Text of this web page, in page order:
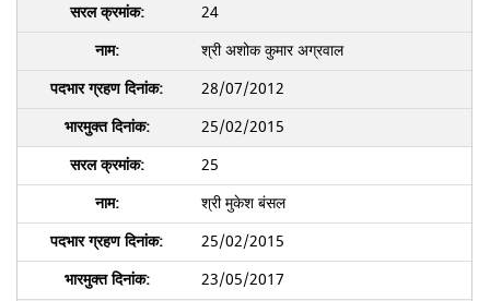
24
श्री अशोक कुमार अग्रवाल
28/07/2012
25/02/2015
25
श्री मुकेश बंसल
25/02/2015
23/05/2017